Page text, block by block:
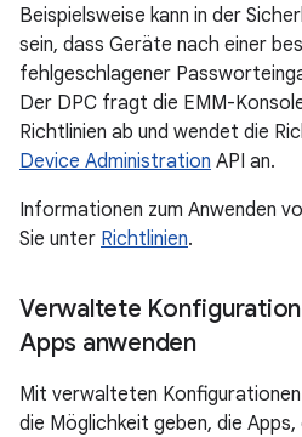
Beispielsweise kann in der
sein, dass Geräte nach einer
fehlgeschlagener
Der DPC fragt die EMM-
Richtlinien ab und wendet die
Device Administration API an.
Informationen zum Anwenden
Sie unter Richtlinien.
Verwaltete
Apps anwenden
Mit verwalteten Konfigurationen
die Möglichkeit geben, die